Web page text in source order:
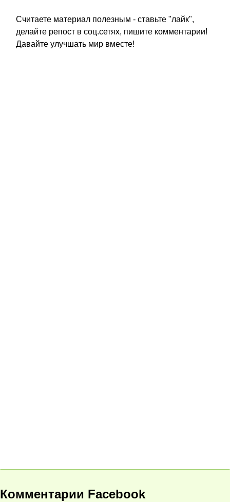
Считаете материал полезным - ставьте "лайк",
делайте репост в соц.сетях, пишите комментарии!
Давайте улучшать мир вместе!
Комментарии Facebook